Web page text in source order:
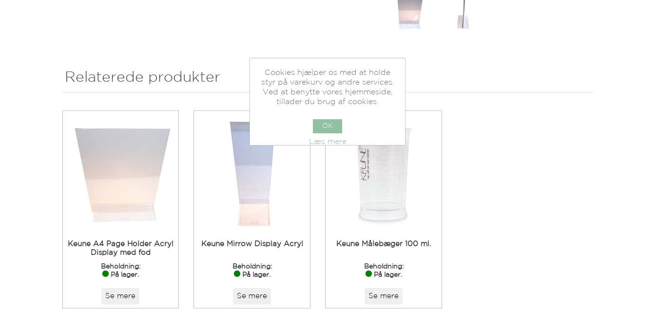
Relaterede produkter
Keune A4 Page Holder Acryl
Display med fod
Beholdning:
På lager.
Se mere
Keune Mirrow Display Acryl
Beholdning:
På lager.
Se mere
Keune Målebæger 100 ml.
Beholdning:
På lager.
Se mere
Cookies hjælper os med at holde
styr på varekurv og andre services.
Ved at benytte vores hjemmeside,
tillader du brug af cookies.
OK
Læs mere